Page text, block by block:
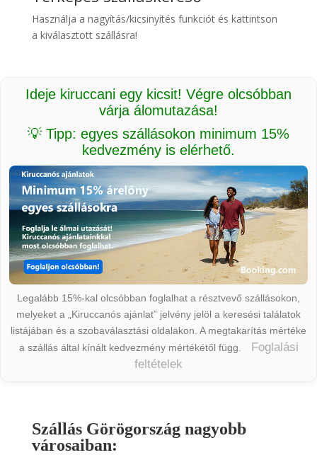
Használja a nagyítás/kicsinyítés funkciót és kattintson
a kiválasztott szállásra!
Ideje kiruccani egy kicsit! Végre olcsóbban
várja álomutazása!
💡 Tipp: egyes szállásokon minimum 15%
kedvezmény is elérhető.
Legalább 15%-kal olcsóbban foglalhat a résztvevő szállásokon,
melyeket a „Kiruccanós ajánlat” jelvény jelöl a keresési találatok
listájában és a szobaválasztási oldalakon. A megtakarítás mértéke
a szállás által kínált kedvezmény mértékétől függ.
Foglalási
feltételek
Szállás Görögország nagyobb
városaiban: